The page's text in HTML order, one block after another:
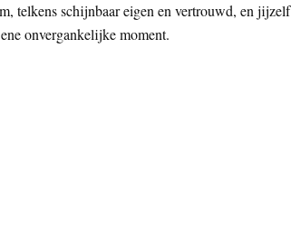
telkens schijnbaar eigen en vertrouwd, en jijzelf
onvergankelijke moment.